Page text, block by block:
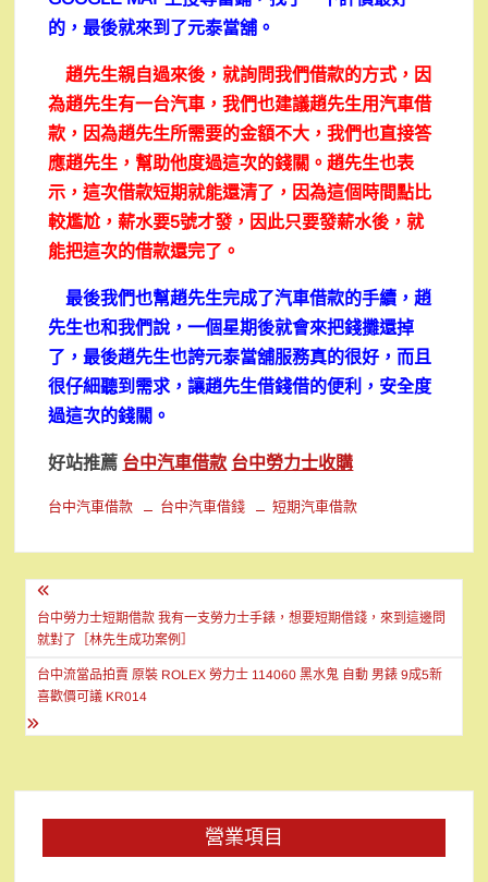
的，最後就來到了元泰當舖。
趙先生親自過來後，就詢問我們借款的方式，因
為趙先生有一台汽車，我們也建議趙先生用汽車借
款，因為趙先生所需要的金額不大，我們也直接答
應趙先生，幫助他度過這次的錢關。趙先生也表
示，這次借款短期就能還清了，因為這個時間點比
較尷尬，薪水要5號才發，因此只要發薪水後，就
能把這次的借款還完了。
最後我們也幫趙先生完成了汽車借款的手續，趙
先生也和我們說，一個星期後就會來把錢攤還掉
了，最後趙先生也誇元泰當舖服務真的很好，而且
很仔細聽到需求，讓趙先生借錢借的便利，安全度
過這次的錢關。
好站推薦 台中汽車借款 台中勞力士收購
台中汽車借款 台中汽車借錢 短期汽車借款
文
章
導
覽
台中勞力士短期借款 我有一支勞力士手錶，想要短期借錢，來到這邊問
就對了［林先生成功案例］
台中流當品拍賣 原裝 ROLEX 勞力士 114060 黑水鬼 自動 男錶 9成5新
喜歡價可議 KR014
營業項目